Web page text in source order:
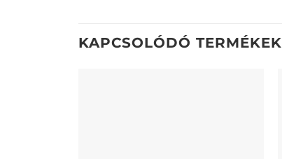
KAPCSOLÓDÓ TERMÉKEK